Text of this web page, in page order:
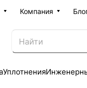
Компания
Уплотнения